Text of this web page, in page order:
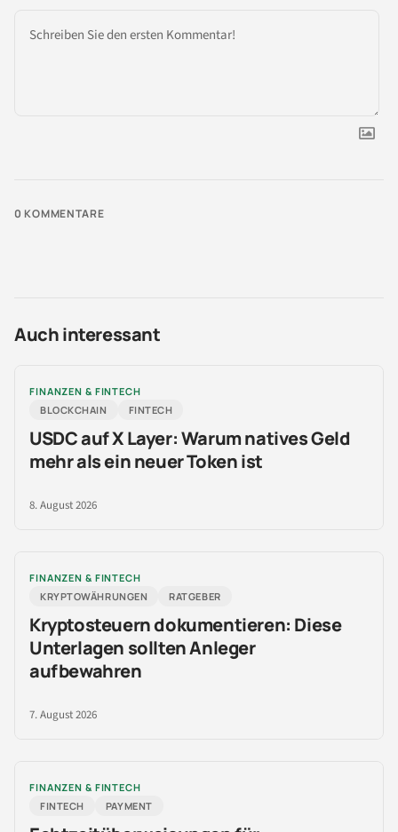
0 KOMMENTARE
Auch interessant
FINANZEN & FINTECH
BLOCKCHAIN
FINTECH
USDC auf X Layer: Warum natives Geld
mehr als ein neuer Token ist
8. August 2026
FINANZEN & FINTECH
KRYPTOWÄHRUNGEN
RATGEBER
Kryptosteuern dokumentieren: Diese
Unterlagen sollten Anleger
aufbewahren
7. August 2026
FINANZEN & FINTECH
FINTECH
PAYMENT